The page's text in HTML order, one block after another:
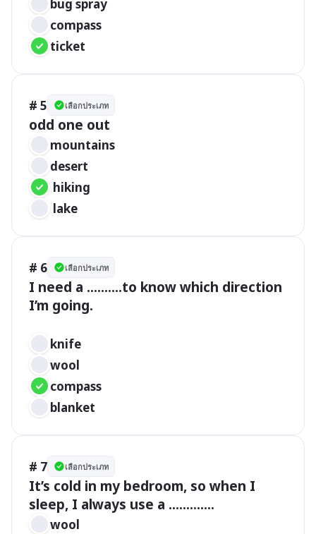
bug spray
compass
ticket
# 5 เลือกประเภท
desert
hiking
lake
# 6 เลือกประเภท
I need a ..........to know which direction
I’m going.
compass
blanket
# 7 เลือกประเภท
It’s cold in my bedroom, so when I
wool